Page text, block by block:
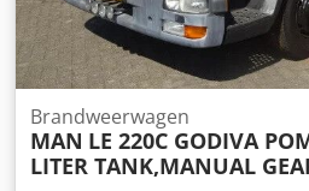
Brandweerwagen
MAN LE 220C GODIVA
LITER TANK,MANUAL